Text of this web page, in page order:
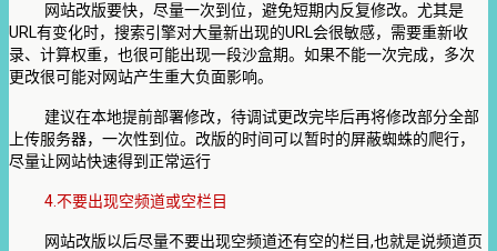
网站改版要快，尽量一次到位，避免短期内反复修改。尤其是
URL有变化时，搜索引擎对大量新出现的URL会很敏感，需要重新收
录、计算权重，也很可能出现一段沙盒期。如果不能一次完成，多次
更改很可能对网站产生重大负面影响。
建议在本地提前部署修改，待调试更改完毕后再将修改部分全部
上传服务器，一次性到位。改版的时间可以暂时的屏蔽蜘蛛的爬行，
尽量让网站快速得到正常运行
4. 不要出现空频道或空栏目
网站改版以后尽量不要出现空频道还有空的栏目 ,也就是说频道页